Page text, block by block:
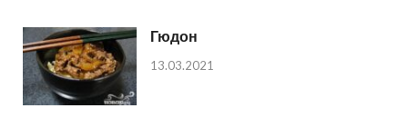
Гюдон
13.03.2021